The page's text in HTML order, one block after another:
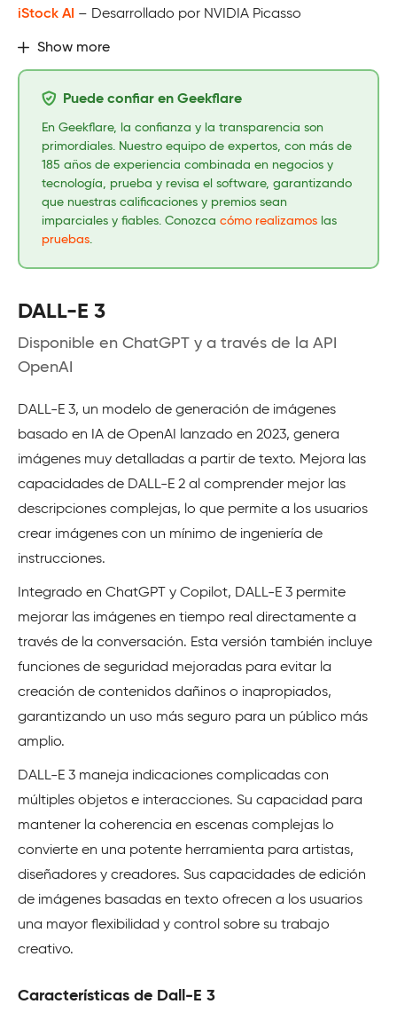
iStock AI – Desarrollado por NVIDIA Picasso
Show more
Puede confiar en Geekflare
En Geekflare, la confianza y la transparencia son
primordiales. Nuestro equipo de expertos, con más de
185 años de experiencia combinada en negocios y
tecnología, prueba y revisa el software, garantizando
que nuestras calificaciones y premios sean
imparciales y fiables. Conozca cómo realizamos las
pruebas.
DALL-E 3
Disponible en ChatGPT y a través de la API
OpenAI
DALL-E 3, un modelo de generación de imágenes
basado en IA de OpenAI lanzado en 2023, genera
imágenes muy detalladas a partir de texto. Mejora las
capacidades de DALL-E 2 al comprender mejor las
descripciones complejas, lo que permite a los usuarios
crear imágenes con un mínimo de ingeniería de
instrucciones.
Integrado en ChatGPT y Copilot, DALL-E 3 permite
mejorar las imágenes en tiempo real directamente a
través de la conversación. Esta versión también incluye
funciones de seguridad mejoradas para evitar la
creación de contenidos dañinos o inapropiados,
garantizando un uso más seguro para un público más
amplio.
DALL-E 3 maneja indicaciones complicadas con
múltiples objetos e interacciones. Su capacidad para
mantener la coherencia en escenas complejas lo
convierte en una potente herramienta para artistas,
diseñadores y creadores. Sus capacidades de edición
de imágenes basadas en texto ofrecen a los usuarios
una mayor flexibilidad y control sobre su trabajo
creativo.
Características de Dall-E 3